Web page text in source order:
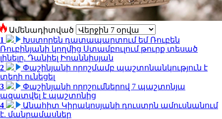
Ամենադիտված
1
Խստորեն դատապարտում եմ Ռուբեն
Ռուբինյանի կողմից Ստամբուլում թուրք տեսած
լինելը. Դանիել Իոաննիսյան
2
Փաշինյանի որոշմամբ պաշտոնանկություն է
տեղի ունեցել
3
Փաշինյանի որոշումներով 7 պաշտոնյա
ազատվել է պաշտոնից
4
Անահիտ Կիրակոսյանի դուստրն ամուսնանում
է. մանրամասներ